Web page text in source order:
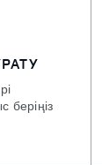
беріңіз